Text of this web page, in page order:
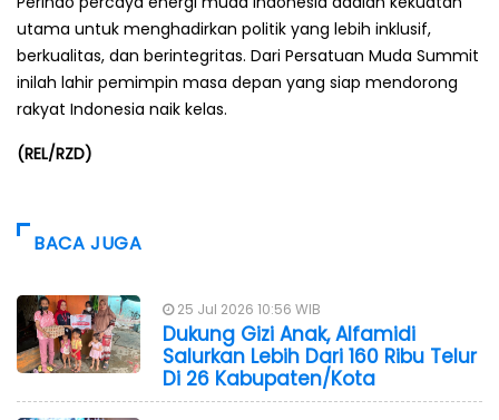
utama untuk menghadirkan politik yang lebih inklusif,
berkualitas, dan berintegritas. Dari Persatuan Muda Summit
inilah lahir pemimpin masa depan yang siap mendorong
rakyat Indonesia naik kelas.
(REL/RZD)
BACA JUGA
25 Jul 2026 10:56 WIB
Dukung Gizi Anak, Alfamidi
Salurkan Lebih Dari 160 Ribu Telur
Di 26 Kabupaten/Kota